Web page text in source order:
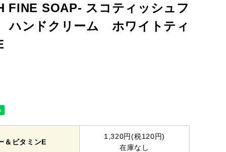
FINE SOAP- スコティッシュフ
ハンドクリーム ホワイトティ
＆ビタミンE
1,320円(税120円)
在庫なし